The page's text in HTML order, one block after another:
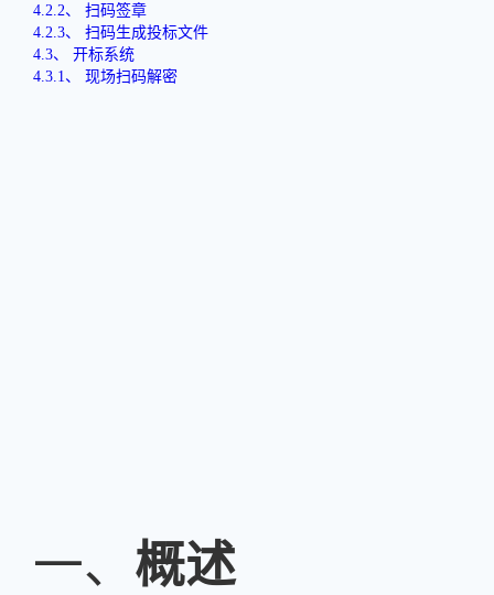
4.2.2、 扫码签章
4.2.3、 扫码生成投标文件
4.3、 开标系统
4.3.1、 现场扫码解密
一、 概述